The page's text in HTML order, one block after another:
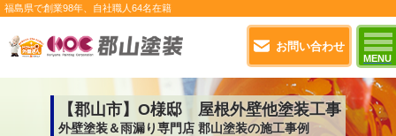
お問い合わせ
MENU
福島県で創業98年 、自社職人 64名在籍
【郡山市】O様邸 屋根外壁他塗装工事
外壁塗装＆雨漏り専門店 郡山塗装の施工事例